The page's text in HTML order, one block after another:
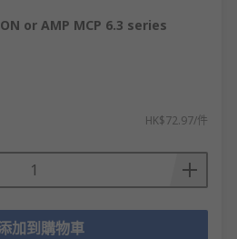
or AMP MCP 6.3 series
HK$72.97/件
加到購物車